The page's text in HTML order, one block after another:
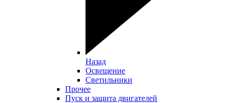
Назад
Освещение
Светильники
Прочее
Пуск и защита двигателей